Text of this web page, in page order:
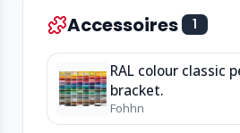
Geschikt voor diverse
M8-montagepunten voor
Voor wand- en
Discreet en compact ontwerp
Verkrijgbaar in zwart, wit en
Accessoires 1
RAL colour classic
bracket.
Fohhn